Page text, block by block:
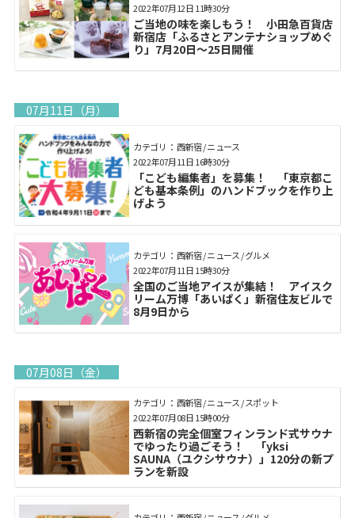
ご当地の味を楽しもう！ 小田急百貨店
新宿店「ふるさとアンテナショップめぐ
り」7月20日～25日開催
2022年07月12日 11時30分
07月11日（月）
カテゴリ： 西新宿 / ニュース
「こども編集者」を募集！ 「東京都こ
ども基本条例」のハンドブックを作り上
げよう
2022年07月11日 16時30分
カテゴリ： 西新宿 / ニュース / グルメ
全国のご当地アイスが集結！ アイスク
リーム万博「あいぱく」新宿住友ビルで
8月9日から
2022年07月11日 15時30分
07月08日（金）
カテゴリ： 西新宿 / ニュース / スポット
西新宿の完全個室フィンランド式サウナ
でゆったり過ごそう！ 「yksi
SAUNA（ユクシサウナ）」120分の新プ
ランを新設
2022年07月08日 15時00分